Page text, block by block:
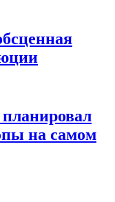
на самом